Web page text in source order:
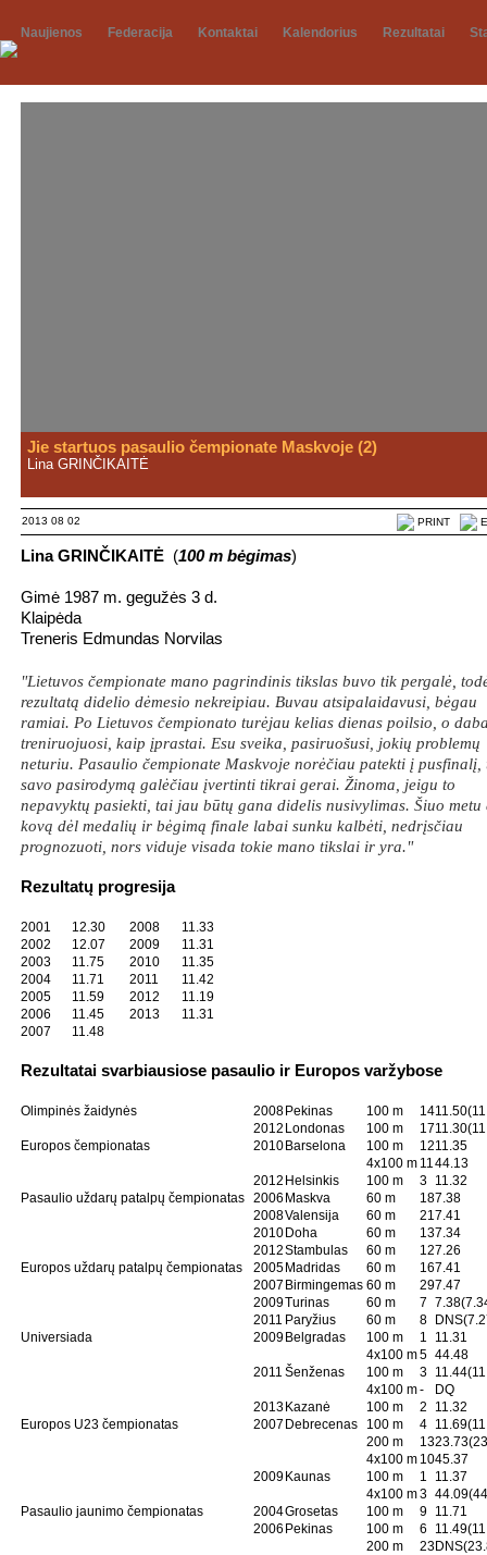
Naujienos Federacija Kontaktai Kalendorius Rezultatai
Jie startuos pasaulio čempionate Maskvoje (2)
Lina GRINČIKAITĖ
2013 08 02 PRINT
Lina GRINČIKAITĖ (100 m bėgimas)
Gimė 1987 m. gegužės 3 d.
Klaipėda
Treneris Edmundas Norvilas
"Lietuvos čempionate mano pagrindinis tikslas buvo tik pergalė,
rezultatą didelio dėmesio nekreipiau. Buvau atsipalaidavusi, bėgau
ramiai. Po Lietuvos čempionato turėjau kelias dienas poilsio, o
treniruojuosi, kaip įprastai. Esu sveika, pasiruošusi, jokių problemų
neturiu. Pasaulio čempionate Maskvoje norėčiau patekti į pusfinalį,
savo pasirodymą galėčiau įvertinti tikrai gerai. Žinoma, jeigu to
nepavyktų pasiekti, tai jau būtų gana didelis nusivylimas. Šiuo metu
kovą dėl medalių ir bėgimą finale labai sunku kalbėti, nedrįsčiau
prognozuoti, nors viduje visada tokie mano tikslai ir yra."
Rezultatų progresija
2001 12.30 2008
11.33
2002
12.07 2009
11.31
2003
11.75 2010
11.35
2004
11.71 2011
11.42
2005
11.59 2012
11.19
2006
11.45 2013
11.31
2007
11.48
Rezultatai svarbiausiose pasaulio ir Europos varžybose
Olimpinės žaidynės 2008 Pekinas 100 m 14
2012 Londonas 100 m 17
Europos čempionatas
2010 Barselona 100 m 1211.35
4x100 m 1144.13
2012 Helsinkis 100 m 3 11.32
Pasaulio uždarų patalpų čempionatas 2006 Maskva 60 m 187.38
2008Valensija 60 m 217.41
2010 Doha 60 m 137.34
2012Stambulas 60 m 127.26
Europos uždarų patalpų čempionatas
2005 Madridas 60 m 167.41
2007 Birmingemas 60 m 297.47
2009Turinas 60 m 7
2011 Paryžius 60 m 8
Universiada
2009 Belgradas 100 m 1
11.31
4x100 m5 44.48
2011 Šenženas 100 m 3
4x100 m-
DQ
2013 Kazanė 100 m 2
11.32
Europos U23 čempionatas
2007 Debrecenas 100 m 4
200 m
13
4x100 m 1045.37
2009 Kaunas 100 m 1
11.37
4x100 m3
Pasaulio jaunimo čempionatas
2004Grosetas 100 m 9 11.71
2006 Pekinas 100 m 6
200 m
23